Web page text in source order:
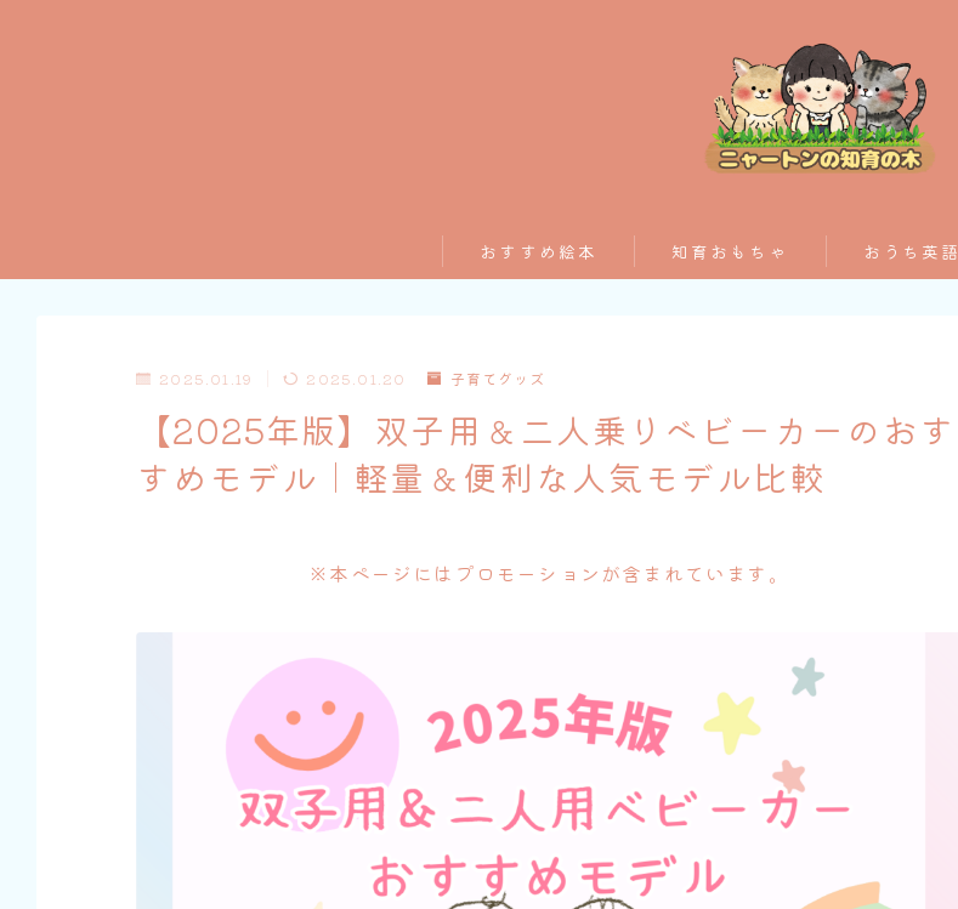
おすすめ絵本 知育おもちゃ おうち英語
おすすめ絵本
2025.01.19 2025.01.20 子育てグッズ
【2025年版】双子用＆二人乗りベビーカーのおす
すめモデル｜軽量＆便利な人気モデル比較
※本ページにはプロモーションが含まれています。